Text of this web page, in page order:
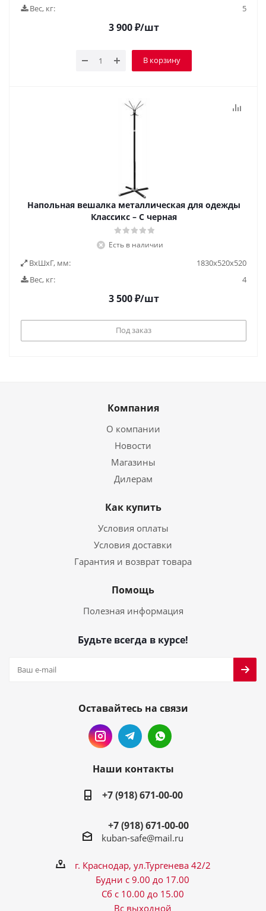
Вес, кг:
5
3 900₽/шт
В корзину
Напольная вешалка металлическая для одежды
Классикс – С черная
Есть в наличии
ВxШxГ, мм:
1830х520х520
Вес, кг:
4
3 500₽/шт
Под заказ
Компания
О компании
Новости
Магазины
Дилерам
Как купить
Условия оплаты
Условия доставки
Гарантия и возврат товара
Помощь
Полезная информация
Будьте всегда в курсе!
Оставайтесь на связи
Наши контакты
+7 (918) 671-00-00
+7 (918) 671-00-00
kuban-safe@mail.ru
г. Краснодар, ул.Тургенева 42/2
Будни с 9.00 до 17.00
Сб с 10.00 до 15.00
Вс выходной